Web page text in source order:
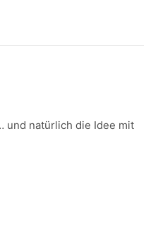
und natürlich die Idee mit